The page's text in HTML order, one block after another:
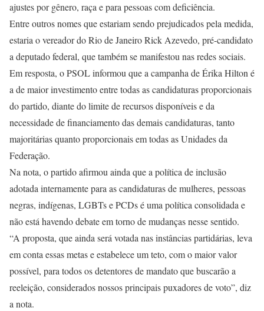
ajustes por gênero, raça e para pessoas com deficiência.
Entre outros nomes que estariam sendo prejudicados pela medida,
estaria o vereador do Rio de Janeiro Rick Azevedo, pré-candidato
a deputado federal, que também se manifestou nas redes sociais.
Em resposta, o PSOL informou que a campanha de Érika Hilton é
a de maior investimento entre todas as candidaturas proporcionais
do partido, diante do limite de recursos disponíveis e da
necessidade de financiamento das demais candidaturas, tanto
majoritárias quanto proporcionais em todas as Unidades da
Federação.
Na nota, o partido afirmou ainda que a política de inclusão
adotada internamente para as candidaturas de mulheres, pessoas
negras, indígenas, LGBTs e PCDs é uma política consolidada e
não está havendo debate em torno de mudanças nesse sentido.
“A proposta, que ainda será votada nas instâncias partidárias, leva
em conta essas metas e estabelece um teto, com o maior valor
possível, para todos os detentores de mandato que buscarão a
reeleição, considerados nossos principais puxadores de voto”, diz
a nota.